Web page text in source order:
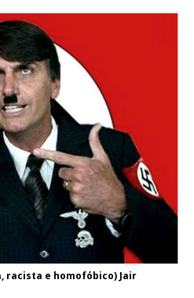
racista e homofóbico) Jair